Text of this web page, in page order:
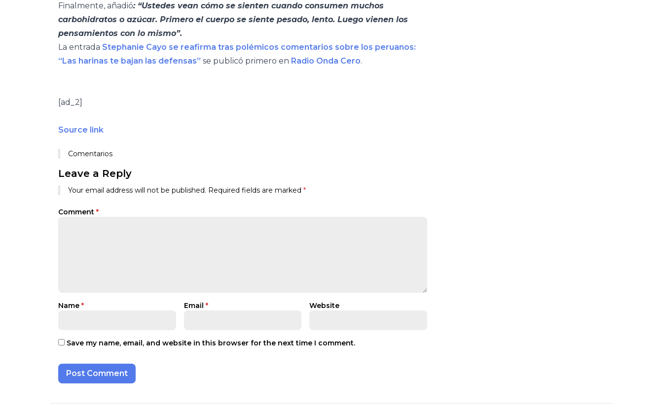
Finalmente, añadió: “Ustedes vean cómo se sienten cuando consumen muchos
carbohidratos o azúcar. Primero el cuerpo se siente pesado, lento. Luego vienen los
pensamientos con lo mismo”.
La entrada Stephanie Cayo se reafirma tras polémicos comentarios sobre los peruanos:
“Las harinas te bajan las defensas” se publicó primero en Radio Onda Cero.
[ad_2]
Source link
Comentarios
Leave a Reply
Your email address will not be published. Required fields are marked *
Comment *
Name * Email * Website
Save my name, email, and website in this browser for the next time I comment.